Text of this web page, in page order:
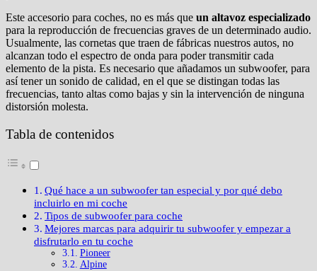
Este accesorio para coches, no es más que un altavoz especializado
para la reproducción de frecuencias graves de un determinado audio.
Usualmente, las cornetas que traen de fábricas nuestros autos, no
alcanzan todo el espectro de onda para poder transmitir cada
elemento de la pista. Es necesario que añadamos un subwoofer, para
así tener un sonido de calidad, en el que se distingan todas las
frecuencias, tanto altas como bajas y sin la intervención de ninguna
distorsión molesta.
Tabla de contenidos
Qué hace a un subwoofer tan especial y por qué debo
incluirlo en mi coche
Tipos de subwoofer para coche
Mejores marcas para adquirir tu subwoofer y empezar a
disfrutarlo en tu coche
Pioneer
Alpine